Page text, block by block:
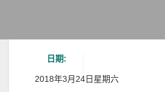
日期:
2018年3月24日星期六